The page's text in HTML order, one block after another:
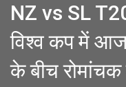
NZ vs SL
विश्व कप में
के बीच